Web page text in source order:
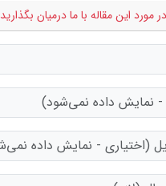
مورد این مقاله با ما درمیان بگذارید